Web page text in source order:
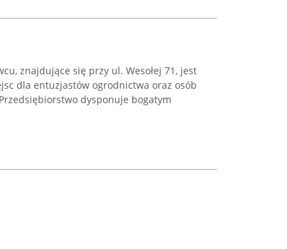
znajdujące się przy ul. Wesołej 71, jest
dla entuzjastów ogrodnictwa oraz osób
dysponuje bogatym